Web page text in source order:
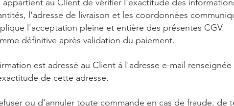
au Client de vérifier l'exactitude des
l'adresse de livraison et les coordonnées
l'acceptation pleine et entière des présentes CGV.
définitive après validation du paiement.
est adressé au Client à l'adresse e-mail renseignée
de cette adresse.
ou d'annuler toute commande en cas de fraude, de